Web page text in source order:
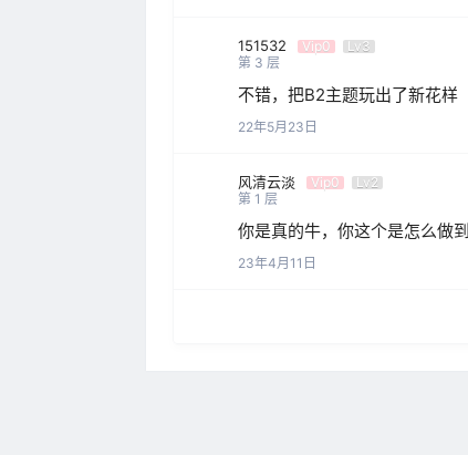
151532 Vip0
Lv3
第 3 层
不错，把B2主题玩出了新花样
22年5月23日
风清云淡 Vip0
Lv2
第 1 层
你是真的牛，你这个是怎么做
23年4月11日